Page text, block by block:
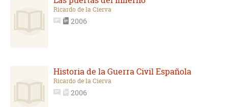
Ricardo de la Cierva
2006
Historia de la Guerra Civil Española
Ricardo de la Cierva
2006